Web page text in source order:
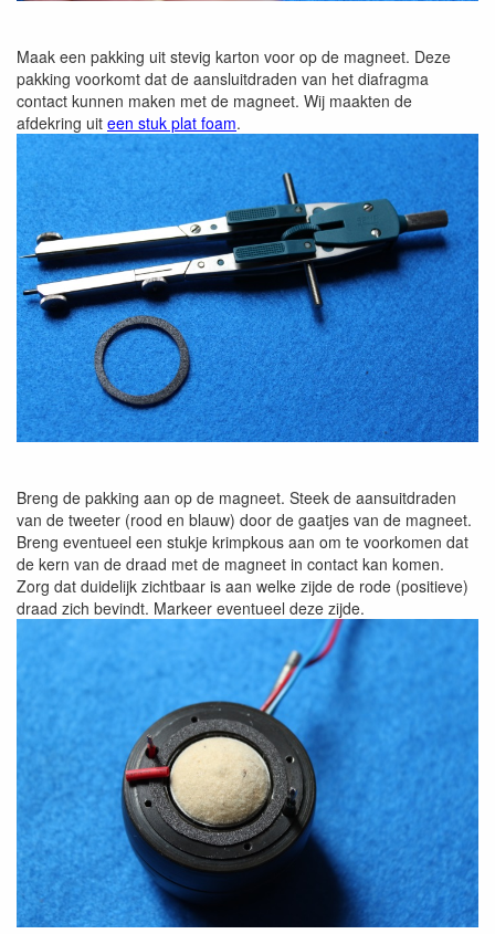
Maak een pakking uit stevig karton voor op de magneet. Deze
pakking voorkomt dat de aansluitdraden van het diafragma
contact kunnen maken met de magneet. Wij maakten de
afdekring uit een stuk plat foam.
Breng de pakking aan op de magneet. Steek de aansuitdraden
van de tweeter (rood en blauw) door de gaatjes van de magneet.
Breng eventueel een stukje krimpkous aan om te voorkomen dat
de kern van de draad met de magneet in contact kan komen.
Zorg dat duidelijk zichtbaar is aan welke zijde de rode (positieve)
draad zich bevindt. Markeer eventueel deze zijde.